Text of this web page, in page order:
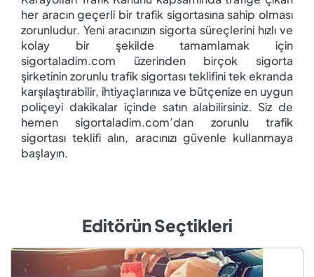
her aracın geçerli bir trafik sigortasına sahip olması
zorunludur. Yeni aracınızın sigorta süreçlerini hızlı ve
kolay bir şekilde tamamlamak için
sigortaladim.com üzerinden birçok sigorta
şirketinin zorunlu trafik sigortası teklifini tek ekranda
karşılaştırabilir, ihtiyaçlarınıza ve bütçenize en uygun
poliçeyi dakikalar içinde satın alabilirsiniz. Siz de
hemen sigortaladim.com’dan zorunlu trafik
sigortası teklifi alın, aracınızı güvenle kullanmaya
başlayın.
Editörün Seçtikleri